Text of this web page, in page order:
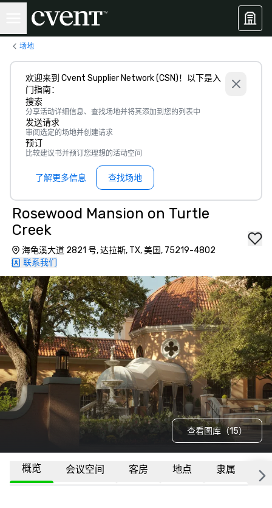
场地
欢迎来到 Cvent Supplier Network (CSN)！以下是入
门指南：
搜索
分享活动详细信息、查找场地并将其添加到您的列表中
发送请求
审阅选定的场地并创建请求
预订
比较建议书并预订您理想的活动空间
了解更多信息 查找场地
Rosewood Mansion on Turtle
Creek
海龟溪大道 2821 号, 达拉斯, TX, 美国, 75219-4802
联系我们
查看图库（15）
概览 会议空间 客房 地点 隶属 更